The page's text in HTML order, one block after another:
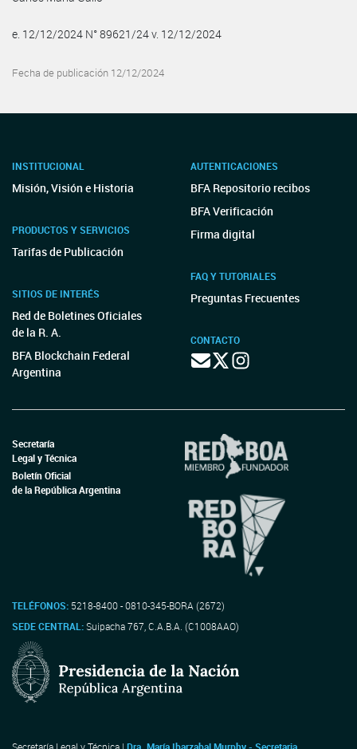
e. 12/12/2024 N° 89621/24 v. 12/12/2024
Fecha de publicación 12/12/2024
INSTITUCIONAL
Misión, Visión e Historia
PRODUCTOS Y SERVICIOS
Tarifas de Publicación
SITIOS DE INTERÉS
Red de Boletines Oficiales
de la R. A.
BFA Blockchain Federal
Argentina
AUTENTICACIONES
BFA Repositorio recibos
BFA Verificación
Firma digital
FAQ Y TUTORIALES
Preguntas Frecuentes
CONTACTO
Secretaría
Legal y Técnica
Boletín Oficial
de la República Argentina
TELÉFONOS: 5218-8400 - 0810-345-BORA (2672)
SEDE CENTRAL:Suipacha 767, C.A.B.A. (C1008AAO)